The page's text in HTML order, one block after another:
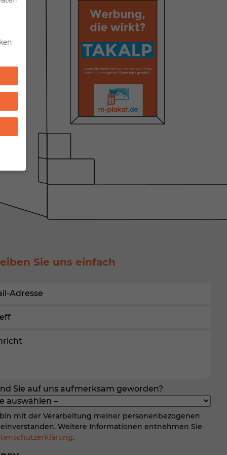
Sie uns einfach
Sie auf uns aufmerksam geworden?
mit der Verarbeitung meiner personenbezogenen
Weitere Informationen entnehmen Sie
.